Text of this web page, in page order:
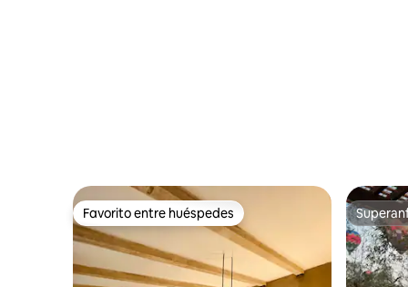
Favorito entre huéspedes
Favorito entre huéspedes